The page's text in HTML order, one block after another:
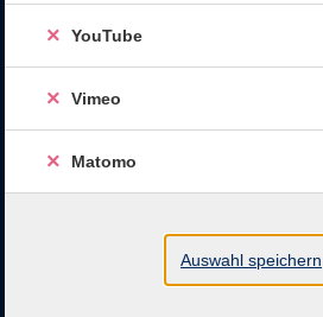
Barrierefreiheit
Vertrag widerrufen
YouTube
Vimeo
Matomo
Auswahl speichern